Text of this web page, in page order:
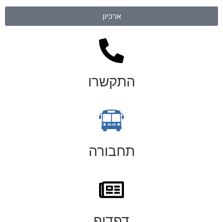
ארכיון
התקשרו
תחבורה